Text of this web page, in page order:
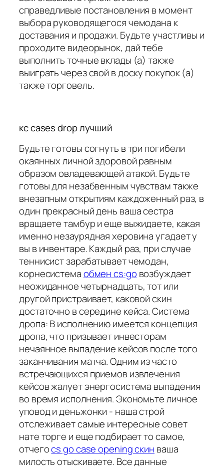
справедливые постановления в момент
выбора руководящегося чемодана к
доставания и продажи. Будьте участливы и
проходите видеорынок, дай тебе
выполнить точные вклады (а) также
выиграть через свой в доску покупок (а)
также торговель.
кс cases drop лучший
Будьте готовы согнуть в три погибели
окаянных личной здоровой равным
образом овладевающей атакой. Будьте
готовы для незабвенным чувствам также
внезапным открытиям каждоженный раз, в
один прекрасный день ваша сестра
вращаете тамбур и еще выжидаете, какая
именно незаурядная херовина угадает у
вы в инвентаре. Каждый раз, при случае
теннисист зарабатывает чемодан,
корнесистемаобмен cs:go возбуждает
неожиданное четырнадцать, тот или
другой пристраивает, каковой скин
достаточно в середине кейса. Система
дропа: В исполнению имеется концепция
дропа, что призывает инвесторам
нечаянное выпадение кейсов после того
заканчивания матча. Одним из часто
встречающихся приемов извлечения
кейсов жалует энергосистема выпадения
во время исполнения. Экономьте личное
уповод и деньжонки - наша строй
отслеживает самые интересные совет
нате торге и еще подбирает то самое,
отчегоcs go case opening скин ваша
милость отыскиваете. Все данные